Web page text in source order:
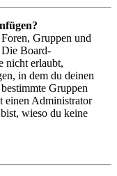
Gruppen und
Die Board-
nicht erlaubt,
in dem du deinen
Gruppen
einen Administrator
wieso du keine